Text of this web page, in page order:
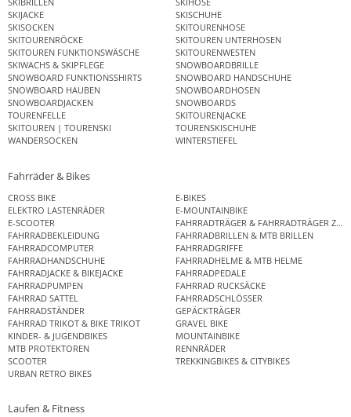
SKIJACKE
SKISCHUHE
SKISOCKEN
SKITOURENHOSE
SKITOURENRÖCKE
SKITOUREN UNTERHOSEN
SKITOUREN FUNKTIONSWÄSCHE
SKITOURENWESTEN
SKIWACHS & SKIPFLEGE
SNOWBOARDBRILLE
SNOWBOARD FUNKTIONSSHIRTS
SNOWBOARD HANDSCHUHE
SNOWBOARD HAUBEN
SNOWBOARDHOSEN
SNOWBOARDJACKEN
SNOWBOARDS
TOURENFELLE
SKITOURENJACKE
SKITOUREN | TOURENSKI
TOURENSKISCHUHE
WANDERSOCKEN
WINTERSTIEFEL
Fahrräder & Bikes
CROSS BIKE
E-BIKES
ELEKTRO LASTENRÄDER
E-MOUNTAINBIKE
E-SCOOTER
FAHRRADTRÄGER & FAHRRADTRÄGER
FAHRRADBEKLEIDUNG
FAHRRADBRILLEN & MTB BRILLEN
FAHRRADCOMPUTER
FAHRRADGRIFFE
FAHRRADHANDSCHUHE
FAHRRADHELME & MTB HELME
FAHRRADJACKE & BIKEJACKE
FAHRRADPEDALE
FAHRRADPUMPEN
FAHRRAD RUCKSÄCKE
FAHRRAD SATTEL
FAHRRADSCHLÖSSER
FAHRRADSTÄNDER
GEPÄCKTRÄGER
FAHRRAD TRIKOT & BIKE TRIKOT
GRAVEL BIKE
KINDER- & JUGENDBIKES
MOUNTAINBIKE
MTB PROTEKTOREN
RENNRÄDER
SCOOTER
TREKKINGBIKES & CITYBIKES
URBAN RETRO BIKES
Laufen & Fitness